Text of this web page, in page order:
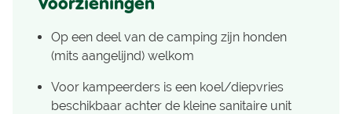
Op een deel van de camping zijn honden
(mits aangelijnd) welkom
Voor kampeerders is een koel/diepvries
beschikbaar achter de kleine sanitaire unit